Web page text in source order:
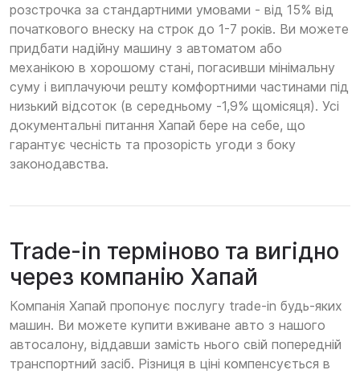
розстрочка за стандартними умовами - від 15% від
початкового внеску на строк до 1-7 років. Ви можете
придбати надійну машину з автоматом або
механікою в хорошому стані, погасивши мінімальну
суму і виплачуючи решту комфортними частинами під
низький відсоток (в середньому -1,9% щомісяця). Усі
документальні питання Хапай бере на себе, що
гарантує чесність та прозорість угоди з боку
законодавства.
Trade-in терміново та вигідно
через компанію Хапай
Компанія Хапай пропонує послугу trade-in будь-яких
машин. Ви можете купити вживане авто з нашого
автосалону, віддавши замість нього свій попередній
транспортний засіб. Різниця в ціні компенсується в